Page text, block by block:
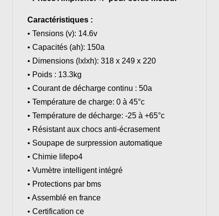
Caractéristiques :
• Tensions (v): 14.6v
• Capacités (ah): 150a
• Dimensions (lxlxh): 318 x 249 x 220
• Poids : 13.3kg
• Courant de décharge continu : 50a
• Température de charge: 0 à 45°c
• Température de décharge: -25 à +65°c
• Résistant aux chocs anti-écrasement
• Soupape de surpression automatique
• Chimie lifepo4
• Vumètre intelligent intégré
• Protections par bms
• Assemblé en france
• Certification ce